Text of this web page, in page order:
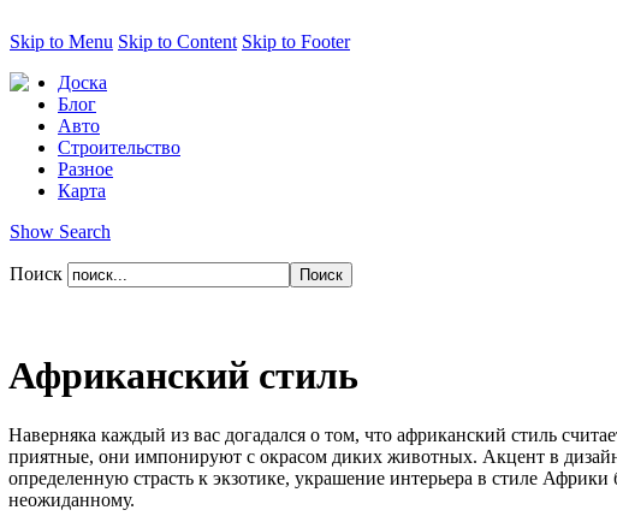
Skip to Menu Skip to Content Skip to Footer
Доска
Блог
Авто
Строительство
Разное
Карта
Show Search
Поиск
Африканский стиль
Наверняка каждый из вас догадался о том, что африканский стиль
приятные, они импонируют с окрасом диких животных. Акцент в
определенную страсть к экзотике, украшение интерьера в стиле
неожиданному.